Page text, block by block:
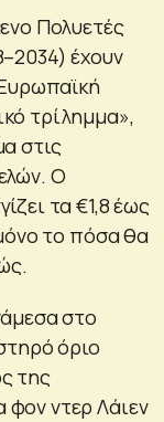
Πολυετές
έχουν
τρίλημμα»,
στις
Ο
τα €1,8 έως
το πόσα θα
στο
όριο
της
ντερ Λάιεν